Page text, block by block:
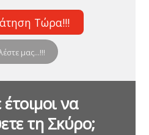
Τώρα!!!
μας...!!!
έτοιμοι να
τη Σκύρο;